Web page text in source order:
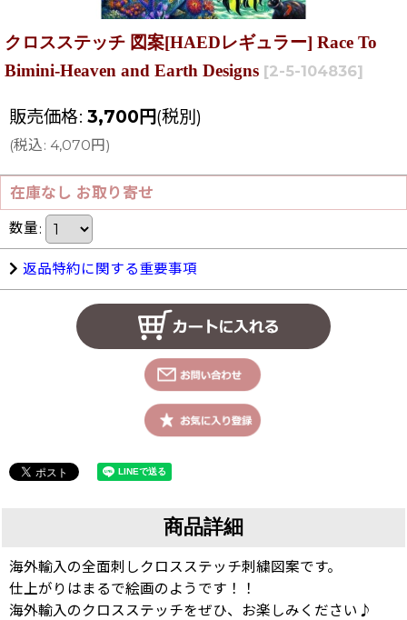
クロスステッチ 図案[HAEDレギュラー] Race To
Bimini-Heaven and Earth Designs [2-5-104836]
販売価格: 3,700 円(税別)
(税込: 4,070円 )
在庫なし お取り寄せ
数量:
返品特約に関する重要事項
商品詳細
海外輸入の全面刺しクロスステッチ刺繍図案です。
仕上がりはまるで絵画のようです！！
海外輸入のクロスステッチをぜひ、お楽しみください♪